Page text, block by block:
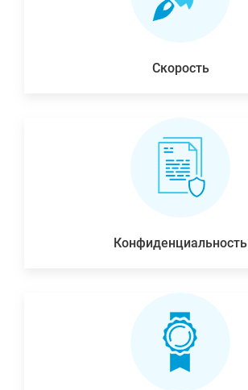
Скорость
Конфиденциальность